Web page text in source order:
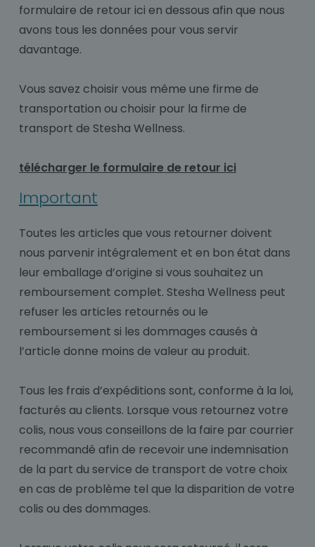
formulaire de retour ici en dessous afin que nous
avons tous les données pour vous servir
davantage.
Vous savez choisir vous même une firme de
transportation ou choisir pour la firme de
transport de Stesha Wellness.
télécharger le formulaire de retour ici
Important
Toutes les articles que vous retourner doivent
nous parvenir intégralement et en bon état dans
leur emballage d’origine si vous souhaitez un
remboursement complet. Stesha Wellness peut
refuser les articles retournés ou le
remboursement si les dommages causés à
l’article donne moins de valeur au produit.
Tous les frais d’expéditions sont, conforme à la loi,
facturés au clients. Lorsque vous retournez votre
colis, nous vous conseillons de la faire par courrier
recommandé afin de recevoir une indemnisation
de la part du service de transport de votre choix
en cas de problème tel que la disparition de votre
colis ou des dommages.